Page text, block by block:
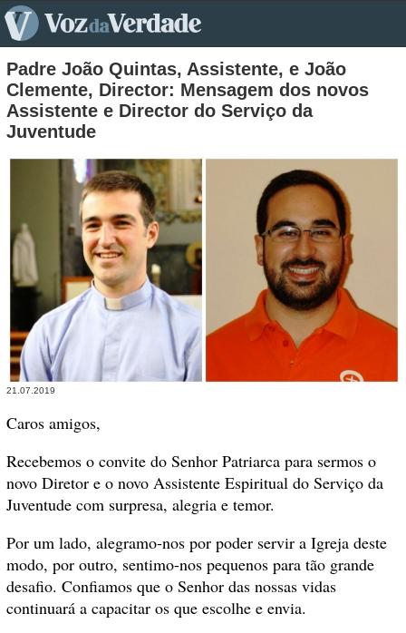
Padre João Quintas, Assistente, e João
Clemente, Director: Mensagem dos novos
Assistente e Director do Serviço da
Juventude
21.07.2019
Caros amigos,
Recebemos o convite do Senhor Patriarca para sermos o
novo Diretor e o novo Assistente Espiritual do Serviço da
Juventude com surpresa, alegria e temor.
Por um lado, alegramo-nos por poder servir a Igreja deste
modo, por outro, sentimo-nos pequenos para tão grande
desafio. Confiamos que o Senhor das nossas vidas
continuará a capacitar os que escolhe e envia.